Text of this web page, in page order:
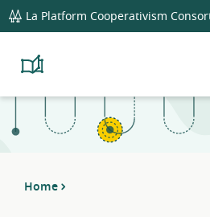
global
navigation
La Platform Cooperativism
Platform
Resource
Home
21